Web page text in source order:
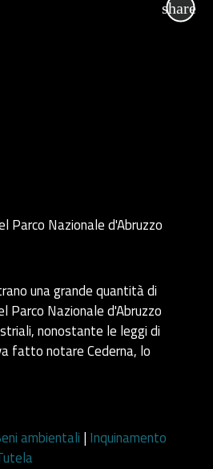
Parco Nazionale d'Abruzzo
una grande quantità di
Parco Nazionale d'Abruzzo
nonostante le leggi di
fatto notare Cederna, lo
ambientali | Inquinamento